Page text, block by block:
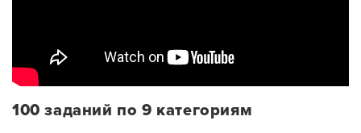
100 заданий по 9 категориям